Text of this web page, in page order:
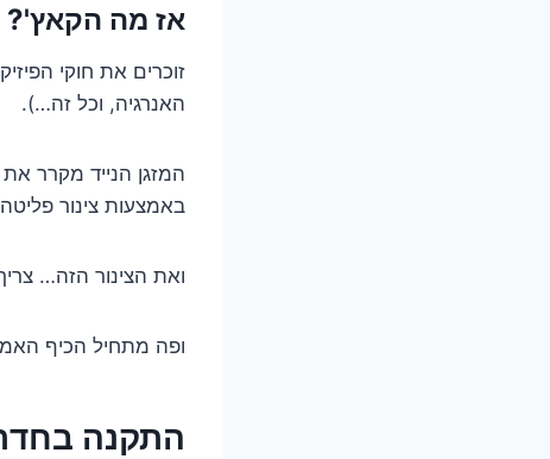
אז מה הקאץ'?
זוכרים את חוקי
האנרגיה, וכל זה…).
המזגן הנייד מקרר
באמצעות צינור פליטה
ואת הצינור הזה…
ופה מתחיל הכיף
התקנה